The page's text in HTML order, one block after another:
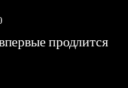
продлится